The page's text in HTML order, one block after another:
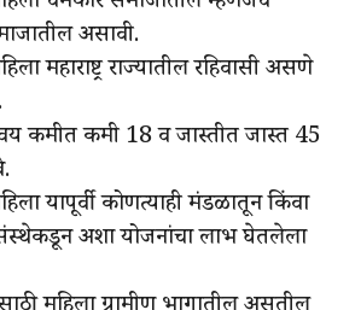
असावी.
महाराष्ट्र राज्यातील रहिवासी असणे
कमीत कमी 18 व जास्तीत जास्त 45
यापूर्वी कोणत्याही मंडळातून किंवा
अशा योजनांचा लाभ घेतलेला